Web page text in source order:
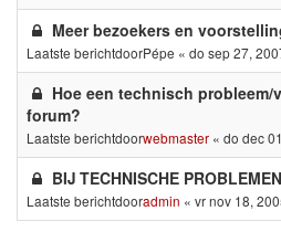
Meer bezoekers en
Laatste berichtdoorPépe « do sep 27,
Hoe een technisch probleem/
forum?
Laatste berichtdoorwebmaster « do dec
BIJ TECHNISCHE
Laatste berichtdooradmin « vr nov 18,